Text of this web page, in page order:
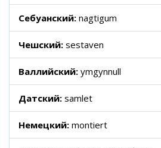
Себуанский: nagtigum
Чешский: sestaven
Валлийский: ymgynnull
Датский: samlet
Немецкий: montiert